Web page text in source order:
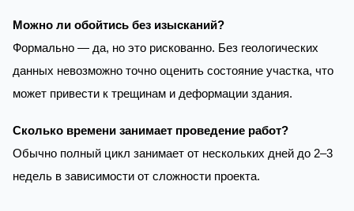
Можно ли обойтись без изысканий?
Формально — да, но это рискованно. Без геологических
данных невозможно точно оценить состояние участка, что
может привести к трещинам и деформации здания.
Сколько времени занимает проведение работ?
Обычно полный цикл занимает от нескольких дней до 2–3
недель в зависимости от сложности проекта.